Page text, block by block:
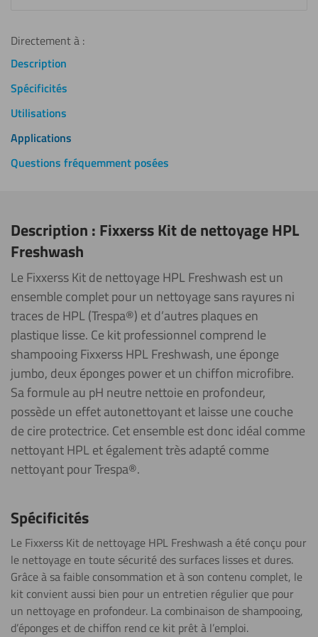
Directement à :
Description
Spécificités
Utilisations
Applications
Questions fréquemment posées
Description : Fixxerss Kit de nettoyage HPL
Freshwash
Le Fixxerss Kit de nettoyage HPL Freshwash est un
ensemble complet pour un nettoyage sans rayures ni
traces de HPL (Trespa®) et d’autres plaques en
plastique lisse. Ce kit professionnel comprend le
shampooing Fixxerss HPL Freshwash, une éponge
jumbo, deux éponges power et un chiffon microfibre.
Sa formule au pH neutre nettoie en profondeur,
possède un effet autonettoyant et laisse une couche
de cire protectrice. Cet ensemble est donc idéal comme
nettoyant HPL et également très adapté comme
nettoyant pour Trespa®.
Spécificités
Le Fixxerss Kit de nettoyage HPL Freshwash a été conçu pour
le nettoyage en toute sécurité des surfaces lisses et dures.
Grâce à sa faible consommation et à son contenu complet, le
kit convient aussi bien pour un entretien régulier que pour
un nettoyage en profondeur. La combinaison de shampooing,
d’éponges et de chiffon rend ce kit prêt à l’emploi.